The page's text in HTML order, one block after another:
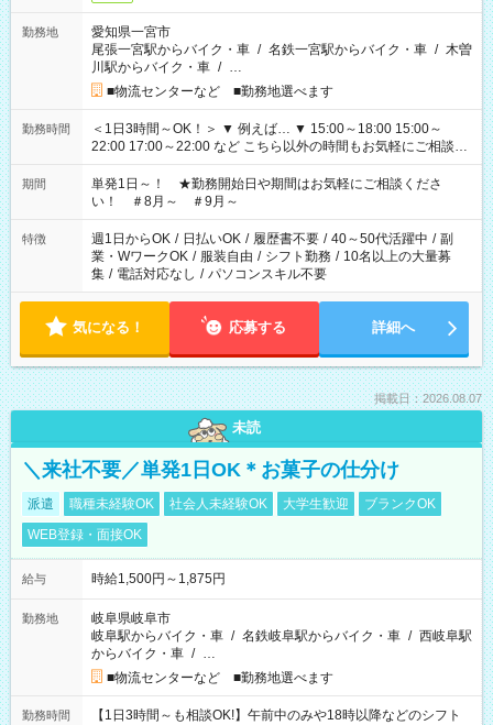
勤務地
愛知県一宮市
尾張一宮駅からバイク・車 / 名鉄一宮駅からバイク・車 / 木曽
川駅からバイク・車 / …
■物流センターなど ■勤務地選べます
勤務時間
＜1日3時間～OK！＞ ▼ 例えば… ▼ 15:00～18:00 15:00～
22:00 17:00～22:00 など こちら以外の時間もお気軽にご相談く
ださい！
期間
単発1日～！ ★勤務開始日や期間はお気軽にご相談くださ
い！ ＃8月～ ＃9月～
特徴 週1日からOK / 日払いOK / 履歴書不要 / 40～50代活躍中 / 副
業・WワークOK / 服装自由 / シフト勤務 / 10名以上の大量募
集 / 電話対応なし / パソコンスキル不要
気になる！ 応募する 詳細へ
掲載日：2026.08.07
未読
＼来社不要／単発1日OK＊お菓子の仕分け
派遣 職種未経験OK 社会人未経験OK 大学生歓迎
ブランクOK
WEB登録・面接OK
給与 時給1,500円～1,875円
勤務地
岐阜県岐阜市
岐阜駅からバイク・車 / 名鉄岐阜駅からバイク・車 / 西岐阜駅
からバイク・車 / …
■物流センターなど ■勤務地選べます
勤務時間 【1日3時間～も相談OK!】午前中のみや18時以降などのシフト